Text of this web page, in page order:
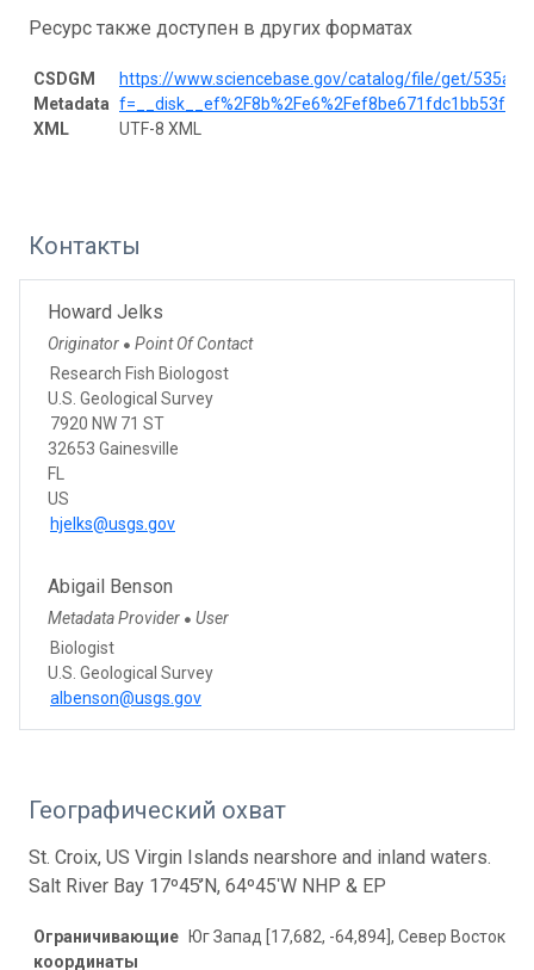
Ресурс также доступен в других форматах
CSDGM
Metadata
XML
https://www.sciencebase.gov/catalog/file/get/
UTF-8 XML
Контакты
Howard Jelks
Originator ● Point Of Contact
Research Fish Biologost
U.S. Geological Survey
7920 NW 71 ST
32653 Gainesville
FL
US
hjelks@usgs.gov
Abigail Benson
Metadata Provider ● User
Biologist
U.S. Geological Survey
albenson@usgs.gov
Географический охват
St. Croix, US Virgin Islands nearshore and inland waters.
Salt River Bay 17º45̒ʹN, 64º45ʹW NHP & EP
Ограничивающие
координаты
Юг Запад [17,682, -64,894], Север Восток